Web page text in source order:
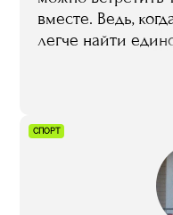
вместе. Ведь,
легче найти
СПОРТ